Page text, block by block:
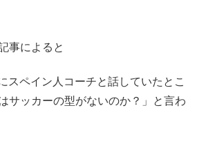
事によると
スペイン人コーチと話していたとこ
サッカーの型がないのか？」と言わ